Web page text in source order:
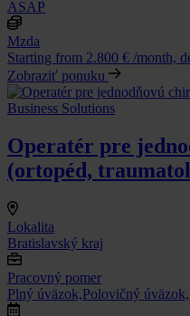
ASAP
Mzda
Starting from 2.800 € /month,
Zobraziť ponuku
Operatér pre
(ortopéd,
Lokalita
Bratislavský kraj
Pracovný pomer
Plný úväzok,Polovičný